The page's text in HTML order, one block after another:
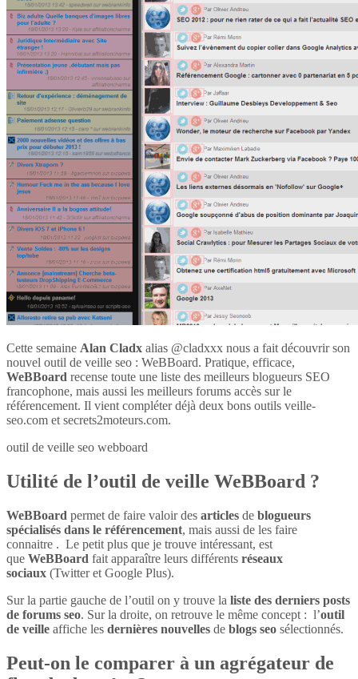
Cette semaine Alan Cladx alias @cladxxx nous a fait découvrir son
nouvel outil de veille seo : WeBBoard. Pratique, efficace,
WeBBoard recense toute une liste des meilleurs blogueurs SEO
francophone, mais aussi les meilleurs forums accès sur le
référencement. Il vient compléter déjà deux bons outils veille-
seo.com et secrets2moteurs.com.
outil de veille seo webboard
Utilité de l’outil de veille WeBBoard ?
WeBBoard permet de faire valoir des articles de blogueurs
spécialisés dans le référencement, mais aussi de les faire
connaitre . Le petit plus que je trouve intéressant, est
que WeBBoard fait apparaître leurs différents réseaux
sociaux (Twitter et Google Plus).
Sur la partie gauche de l’outil on y trouve la liste des derniers posts
de forums seo. Sur la droite, on retrouve le même concept : l’outil
de veille affiche les dernières nouvelles de blogs seo sélectionnés.
Peut-on le comparer à un agrégateur de